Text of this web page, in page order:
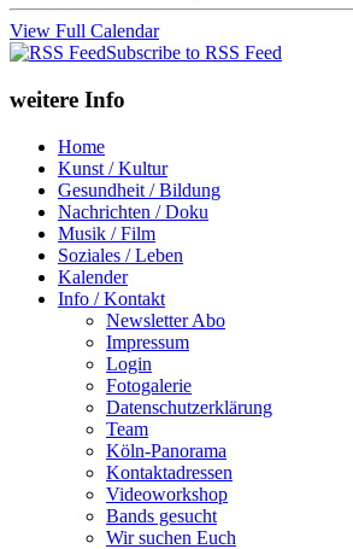
View Full Calendar
Subscribe to RSS Feed
weitere Info
Home
Kunst / Kultur
Gesundheit / Bildung
Nachrichten / Doku
Musik / Film
Soziales / Leben
Kalender
Info / Kontakt
Newsletter Abo
Impressum
Login
Fotogalerie
Datenschutzerklärung
Team
Köln-Panorama
Kontaktadressen
Videoworkshop
Bands gesucht
Wir suchen Euch